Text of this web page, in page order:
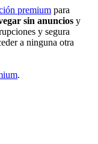
premium para
sin anuncios y
y segura
a ninguna otra
.